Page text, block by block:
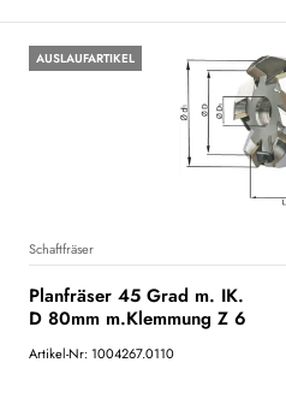
AUSLAUFARTIKEL
Schaftfräser
Planfräser 45 Grad m. IK.
D 80mm m.Klemmung Z 6
Artikel-Nr: 1004267.0110